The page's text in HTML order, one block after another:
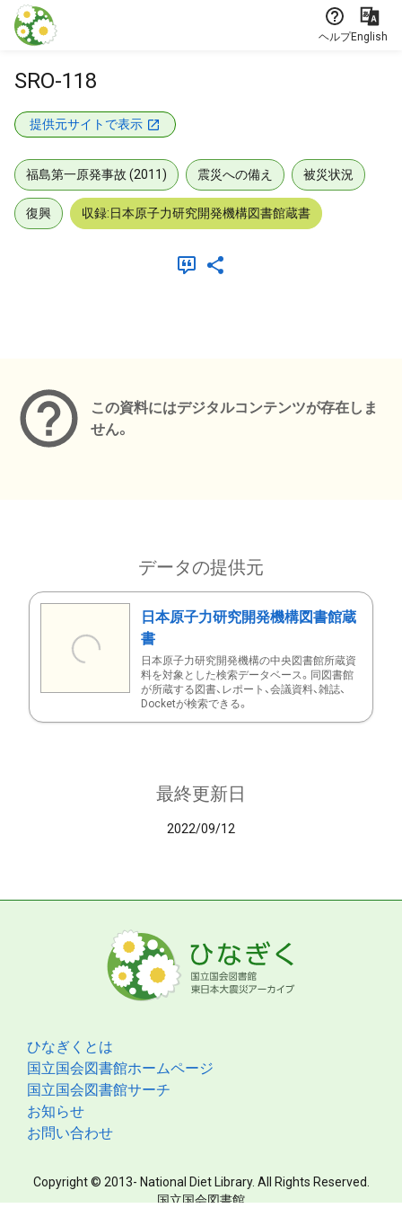
本文に飛ぶ
ヘルプEnglish
SRO-118
提供元サイトで表示
福島第一原発事故 (2011) 震災への備え 被災状況
復興 収録:日本原子力研究開発機構図書館蔵書
この資料にはデジタルコンテンツが存在しま
せん。
データの提供元
日本原子力研究開発機構図書館蔵
書
日本原子力研究開発機構の中央図書館所蔵資
料を対象とした検索データベース。同図書館
が所蔵する図書、レポート、会議資料、雑誌、
Docketが検索できる。
最終更新日
2022/09/12
ひなぎくとは
国立国会図書館ホームページ
国立国会図書館サーチ
お知らせ
お問い合わせ
Copyright © 2013- National Diet Library. All Rights Reserved.